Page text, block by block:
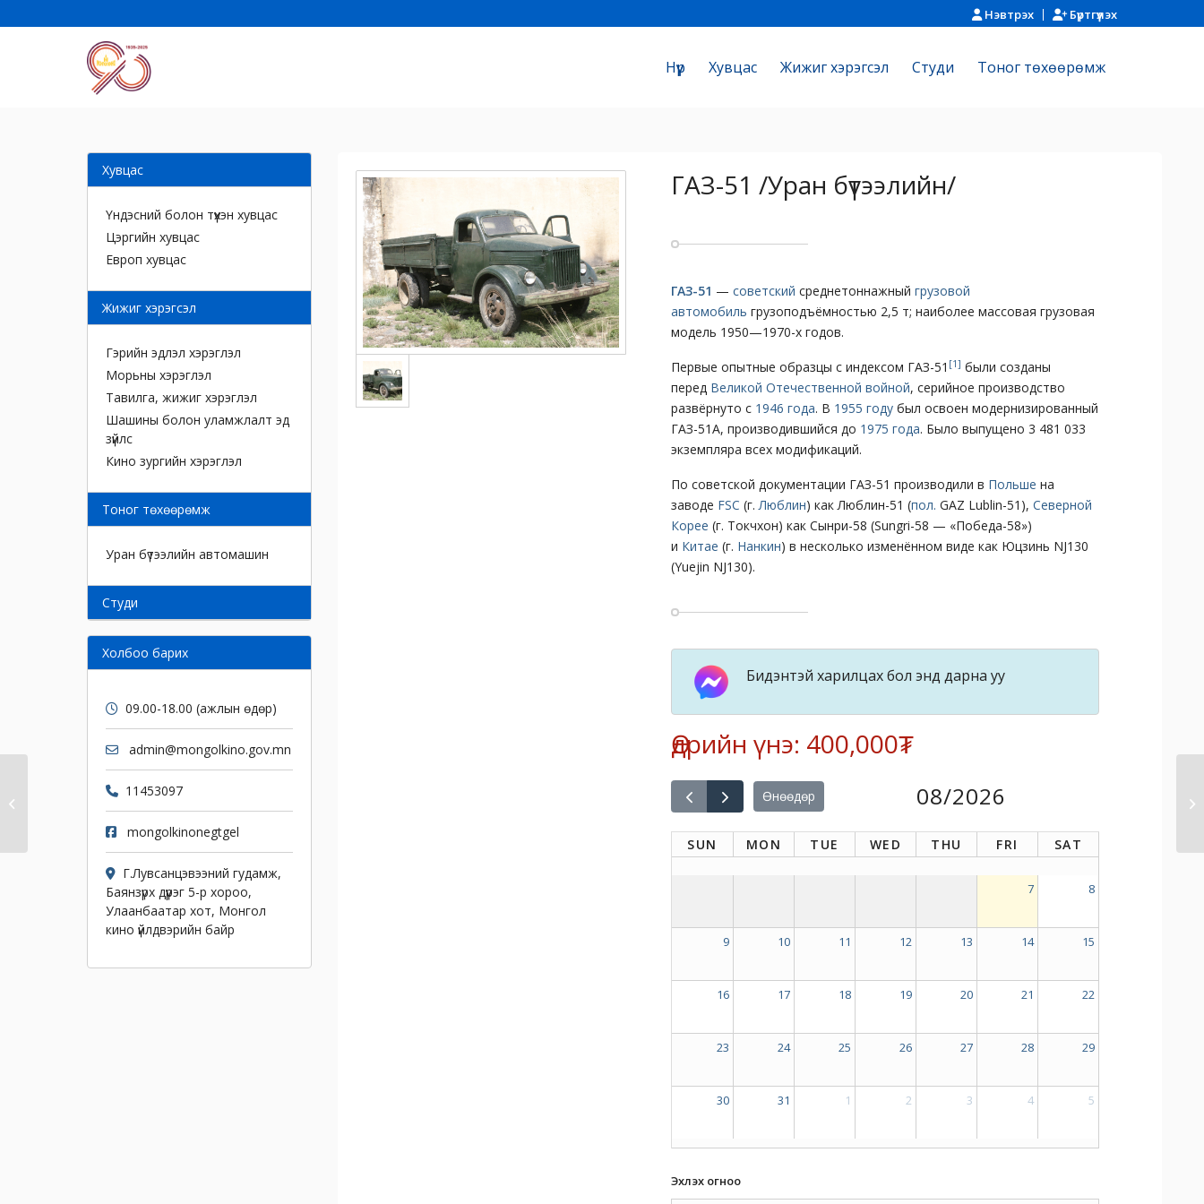
Нэвтрэх Бүртгүүлэх
Нүүр Хувцас Жижиг хэрэгсэл Cтуди Тоног төхөөрөмж
ГАЗ-51 /Уран бүтээлийн/
ГАЗ-51 — советский среднетоннажный грузовой
автомобиль грузоподъёмностью 2,5 т; наиболее массовая грузовая
модель 1950—1970-х годов.
Первые опытные образцы с индексом ГАЗ-51 [1] были созданы
перед Великой Отечественной войной, серийное производство
развёрнуто с 1946 года. В 1955 годубыл освоен модернизированный
ГАЗ-51А, производившийся до 1975 года. Было выпущено 3 481 033
экземпляра всех модификаций.
По советской документации ГАЗ-51 производили в Польше на
заводе FSC (г.Люблин) как Люблин-51 (пол. GAZ Lublin-51 ), Северной
Корее (г. Токчхон) как Сынри-58 (Sungri-58 — «Победа-58»)
и Китае (г. Нанкин) в несколько изменённом виде как Юцзинь NJ130
(Yuejin NJ130).
Бидэнтэй харилцах бол энд дарна уу
Өдрийн үнэ: 400,000₮
Өнөөдөр 08/2026
SUN MON TUE WED THU FRI SAT
7 8
9 10 11 12 13 14 15
16 17 18 19 20 21 22
23 24 25 26 27 28 29
30 31 1 2 3 4 5
Эхлэх огноо
Хувцас
Үндэсний болон түүхэн хувцас
Цэргийн хувцас
Европ хувцас
Жижиг хэрэгсэл
Гэрийн эдлэл хэрэглэл
Морьны хэрэглэл
Тавилга, жижиг хэрэглэл
Шашины болон уламжлалт эд
зүйлс
Кино зургийн хэрэглэл
Тоног төхөөрөмж
Уран бүтээлийн автомашин
Cтуди
Холбоо барих
09.00-18.00 (ажлын өдөр)
admin@mongolkino.gov.mn
11453097
mongolkinonegtgel
Г.Лувсанцэвээний гудамж,
Баянзүрх дүүрэг 5-р хороо,
Улаанбаатар хот, Монгол
кино үйлдвэрийн байр
Дож /Уран бүтээлийн/